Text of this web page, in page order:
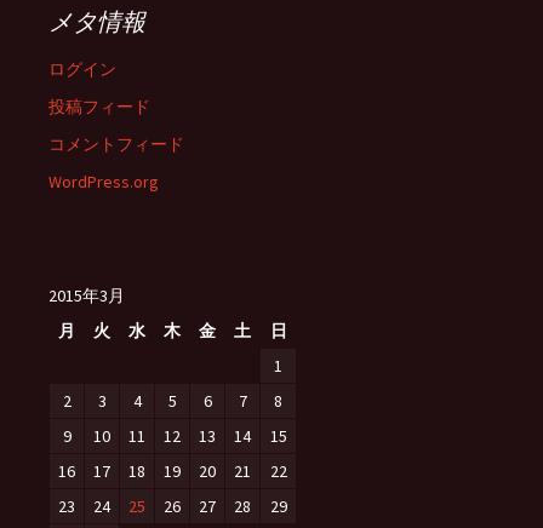
メタ情報
ログイン
投稿フィード
コメントフィード
WordPress.org
2015年3月
月
火 水 木 金 土
日
1
2
3 4 5 6 7
8
9
10 11 12 13 14
15
16
17 18 19 20 21
22
23
24 25 26 27 28 29